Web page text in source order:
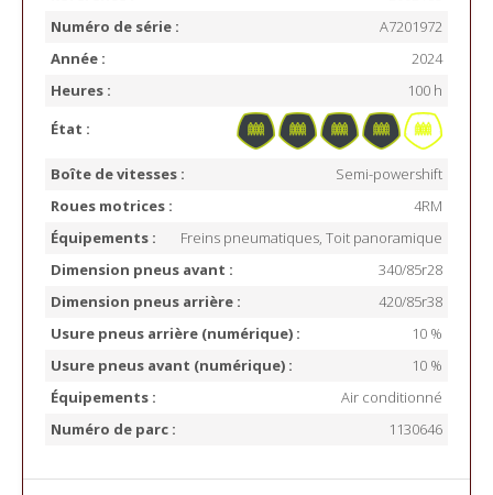
Numéro de série :
A7201972
Année :
2024
Heures :
100 h
État :
Boîte de vitesses :
Semi-powershift
Roues motrices :
4RM
Équipements :
Freins pneumatiques, Toit panoramique
Dimension pneus avant :
340/85r28
Dimension pneus arrière :
420/85r38
Usure pneus arrière (numérique) :
10 %
Usure pneus avant (numérique) :
10 %
Équipements :
Air conditionné
Numéro de parc :
1130646